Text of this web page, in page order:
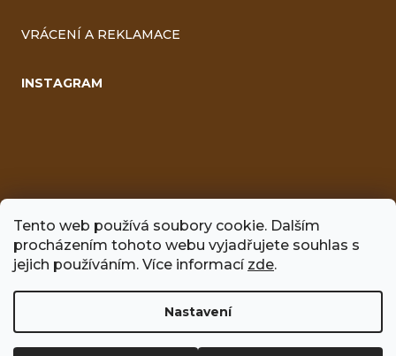
Tento web používá soubory cookie. Dalším
procházením tohoto webu vyjadřujete souhlas s
jejich používáním. Více informací zde.
Nastavení
VRÁCENÍ A REKLAMACE
INSTAGRAM
FACEBOOK